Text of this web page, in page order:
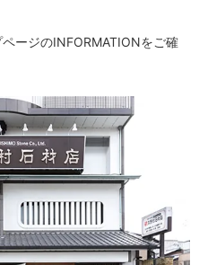
のINFORMATIONをご確